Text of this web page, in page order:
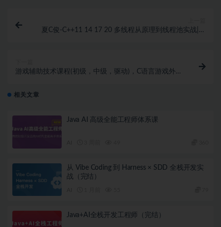
夏C俊-C++11 14 17 20 多线程从原理到线程池实战|完
游戏辅助技术课程(初级，中级，驱动)，C语言游戏外挂
相关文章
Java AI 高级全能工程师体系课
从 Vibe Coding 到 Harness × SDD 全栈开发实
战（完结）
Java+AI全栈开发工程师（完结）